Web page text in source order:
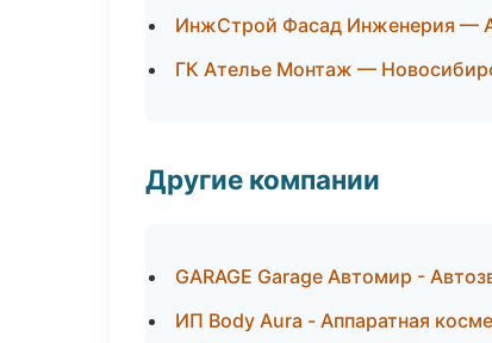
ИнжСтрой Фасад Инженерия —
ГК Ателье Монтаж —
Другие компании
GARAGE Garage Автомир -
ИП Body Aura - Аппаратная